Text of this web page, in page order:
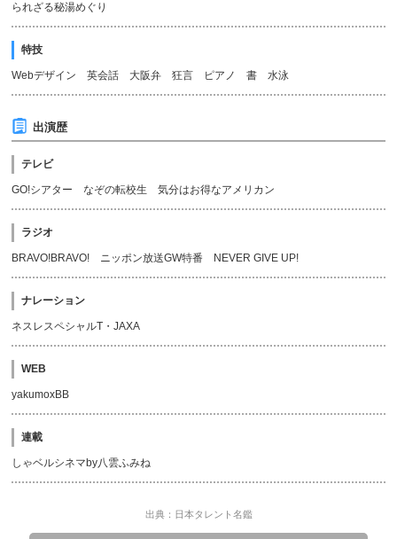
られざる秘湯めぐり
特技
Webデザイン 英会話 大阪弁 狂言 ピアノ 書 水泳
出演歴
テレビ
GO!シアター なぞの転校生 気分はお得なアメリカン
ラジオ
BRAVO!BRAVO! ニッポン放送GW特番 NEVER GIVE UP!
ナレーション
ネスレスペシャルT・JAXA
WEB
yakumoxBB
連載
しゃベルシネマby八雲ふみね
出典：日本タレント名鑑